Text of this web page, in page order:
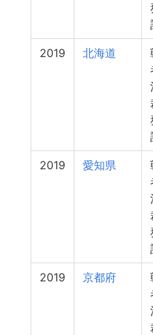
2019 北海道
2019 愛知県
2019 京都府